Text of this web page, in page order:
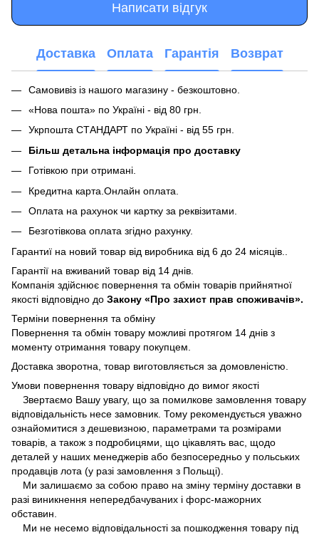
Написати відгук
Доставка Оплата Гарантія Возврат
Самовивіз із нашого магазину - безкоштовно.
«Нова пошта» по Україні - від 80 грн.
Укрпошта СТАНДАРТ по Україні - від 55 грн.
Більш детальна інформація про доставку
Готівкою при отримані.
Кредитна карта.Онлайн оплата.
Оплата на рахунок чи картку за реквізитами.
Безготівкова оплата згідно рахунку.
Гарантиї на новий товар від виробника від 6 до 24 місяців..
Гарантії на вживаний товар від 14 днів.
Компанія здійснює повернення та обмін товарів прийнятної
якості відповідно до Закону «Про захист прав споживачів».
Терміни повернення та обміну
Повернення та обмін товару можливі протягом 14 днів з
моменту отримання товару покупцем.
Доставка зворотна, товар виготовляється за домовленістю.
Умови повернення товару відповідно до вимог якості
Звертаємо Вашу увагу, що за помилкове замовлення товару
відповідальність несе замовник. Тому рекомендується уважно
ознайомитися з дешевизною, параметрами та розмірами
товарів, а також з подробицями, що цікавлять вас, щодо
деталей у наших менеджерів або безпосередньо у польських
продавців лота (у разі замовлення з Польщі).
Ми залишаємо за собою право на зміну терміну доставки в
разі виникнення непередбачуваних і форс-мажорних
обставин.
Ми не несемо відповідальності за пошкодження товару під